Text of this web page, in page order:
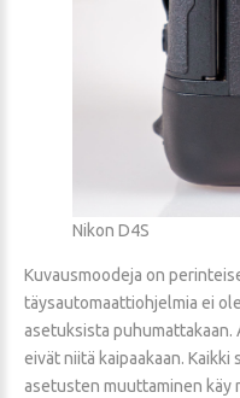
Nikon D4S
Kuvausmoodeja on
täysautomaattiohjelmia ei
asetuksista
eivät niitä kaipaakaan.
asetusten muuttaminen käy